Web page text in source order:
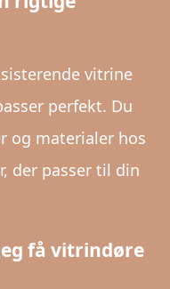
vitrine
perfekt. Du
og materialer hos
der passer til din
få vitrindøre